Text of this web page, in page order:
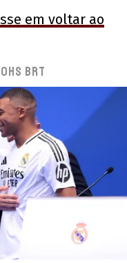
em voltar ao
BRT